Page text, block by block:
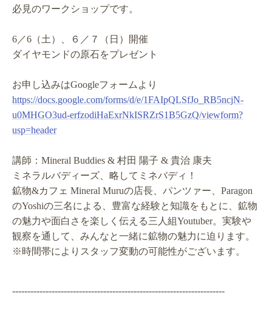
必見のワークショップです。
6／6（土）、６／７（日）開催
ダイヤモンドの原石をプレゼント
お申し込みはGoogleフォームより
https://docs.google.com/forms/d/e/1FAIpQLSfJo_RB5ncjN-
u0MHGO3ud-erfzodiHaExrNkISRZrS1B5GzQ/viewform?
usp=header
講師：Mineral Buddies & 村田 陽子 & 貴治 康夫
ミネラルバディーズ、略してミネバディ！
鉱物&カフェ Mineral Muruの店長、パンツァー、Paragon
のYoshiの三名による、豊富な経験と知識をもとに、鉱物
の魅力や面白さを楽しく伝える三人組Youtuber。実験や
観察を通して、みんなと一緒に鉱物の魅力に迫ります。
※時間帯によりスタッフ変動の可能性がございます。
----------------------------------------------------------------------